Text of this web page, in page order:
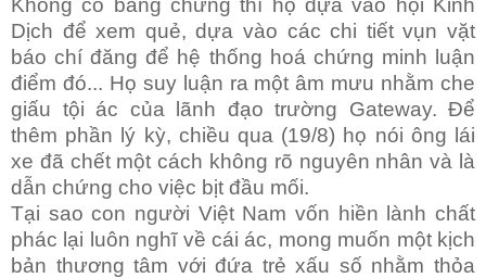
Không có bằng chứng thì họ dựa vào hội Kinh
Dịch để xem quẻ, dựa vào các chi tiết vụn vặt
báo chí đăng để hệ thống hoá chứng minh luận
điểm đó... Họ suy luận ra một âm mưu nhằm che
giấu tội ác của lãnh đạo trường Gateway. Để
thêm phần lý kỳ, chiều qua (19/8) họ nói ông lái
xe đã chết một cách không rõ nguyên nhân và là
dẫn chứng cho việc bịt đầu mối.
Tại sao con người Việt Nam vốn hiền lành chất
phác lại luôn nghĩ về cái ác, mong muốn một kịch
bản thương tâm với đứa trẻ xấu số nhằm thỏa